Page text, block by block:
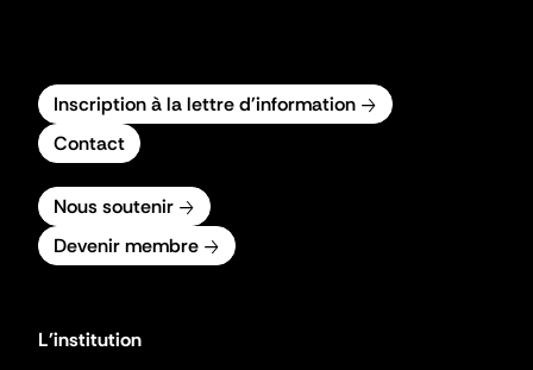
Inscription à la lettre d'information
Contact
Nous soutenir
Devenir membre
L'institution